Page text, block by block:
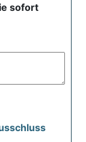
sofort